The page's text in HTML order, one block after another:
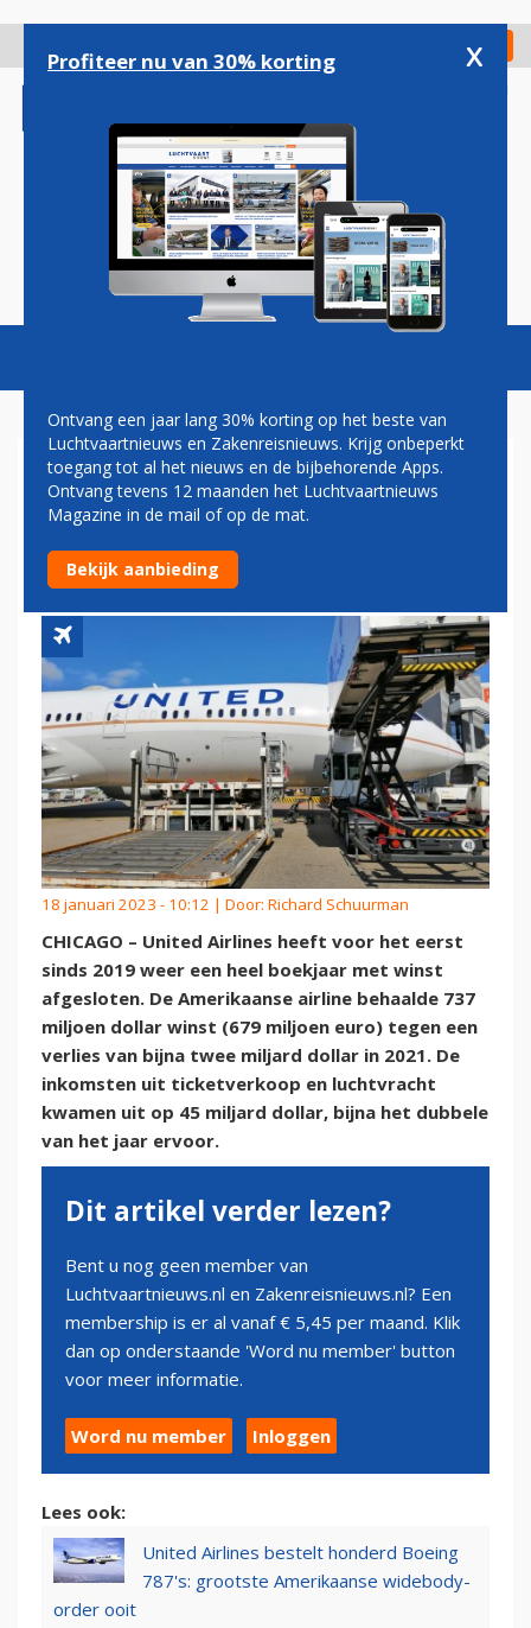
gaan
Check in
Magazine Podcasts Vacatures
WINSTGEVEND UNITED
AIRLINES REKENT OP STERK
2023
18 januari 2023 - 10:12 | Door: Richard Schuurman
CHICAGO – United Airlines heeft voor het eerst
sinds 2019 weer een heel boekjaar met winst
afgesloten. De Amerikaanse airline behaalde 737
miljoen dollar winst (679 miljoen euro) tegen een
verlies van bijna twee miljard dollar in 2021. De
inkomsten uit ticketverkoop en luchtvracht
kwamen uit op 45 miljard dollar, bijna het dubbele
van het jaar ervoor.
Dit artikel verder lezen?
Bent u nog geen member van
Luchtvaartnieuws.nl en Zakenreisnieuws.nl? Een
membership is er al vanaf € 5,45 per maand. Klik
dan op onderstaande 'Word nu member' button
voor meer informatie.
Word nu member Inloggen
Lees ook:
United Airlines bestelt honderd Boeing
787's: grootste Amerikaanse widebody-
order ooit
Profiteer nu van 30% korting x
Ontvang een jaar lang 30% korting op het beste van
Luchtvaartnieuws en Zakenreisnieuws. Krijg onbeperkt
toegang tot al het nieuws en de bijbehorende Apps.
Ontvang tevens 12 maanden het Luchtvaartnieuws
Magazine in de mail of op de mat.
Bekijk aanbieding